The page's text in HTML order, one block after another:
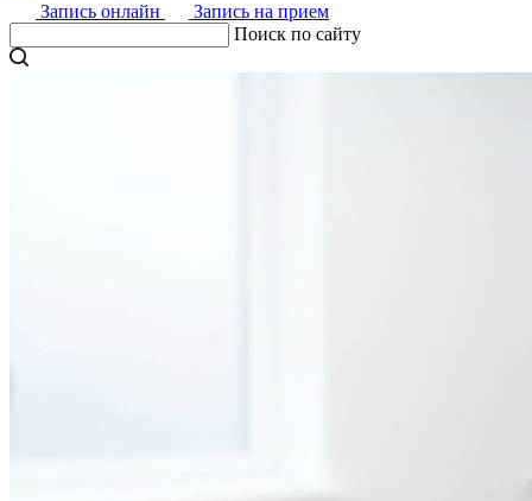
Запись онлайн
Запись на прием
Поиск по сайту